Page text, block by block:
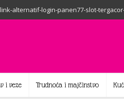
alternatif-login-panen77-slot-
i veze Trudnoća i majčinstvo